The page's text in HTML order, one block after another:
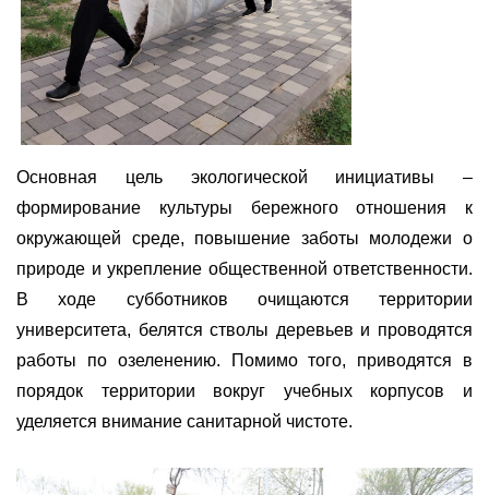
Основная цель экологической инициативы –
формирование культуры бережного отношения к
окружающей среде, повышение заботы молодежи о
природе и укрепление общественной ответственности.
В ходе субботников очищаются территории
университета, белятся стволы деревьев и проводятся
работы по озеленению.
Помимо того, приводятся в
порядок территории вокруг учебных корпусов и
уделяется внимание санитарной чистоте.